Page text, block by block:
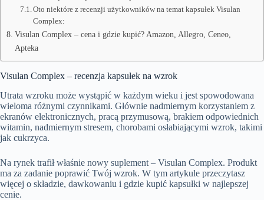
Oto niektóre z recenzji użytkowników na temat kapsułek Visulan
Complex:
Visulan Complex – cena i gdzie kupić? Amazon, Allegro, Ceneo,
Apteka
Visulan Complex – recenzja kapsułek na wzrok
Utrata wzroku może wystąpić w każdym wieku i jest spowodowana
wieloma różnymi czynnikami. Głównie nadmiernym korzystaniem z
ekranów elektronicznych, pracą przymusową, brakiem odpowiednich
witamin, nadmiernym stresem, chorobami osłabiającymi wzrok, takimi
jak cukrzyca.
Na rynek trafił właśnie nowy suplement – Visulan Complex. Produkt
ma za zadanie poprawić Twój wzrok. W tym artykule przeczytasz
więcej o składzie, dawkowaniu i gdzie kupić kapsułki w najlepszej
cenie.